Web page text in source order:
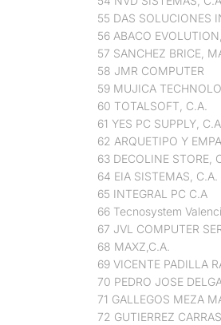
55 DAS SOLUCIONES
56 ABACO
57 SANCHEZ BRICE,
58 JMR COMPUTER
59 MUJICA
60 TOTALSOFT, C.A.
61 YES PC SUPPLY, C.A.
62 ARQUETIPO Y
63 DECOLINE STORE,
64 EIA SISTEMAS, C.A.
65 INTEGRAL PC C.A
66 Tecnosystem
67 JVL COMPUTER
68 MAXZ,C.A.
69 VICENTE PADILLA
70 PEDRO JOSE
71 GALLEGOS MEZA
72 GUTIERREZ